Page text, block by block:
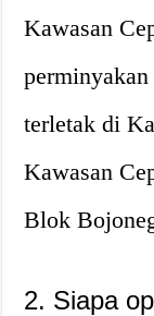
Kawasan
terletak di
Kawasan
Blok
2. Siapa